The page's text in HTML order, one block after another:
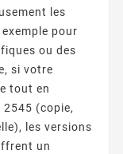
les
pour
ou des
si votre
tout en
(copie,
les versions
un